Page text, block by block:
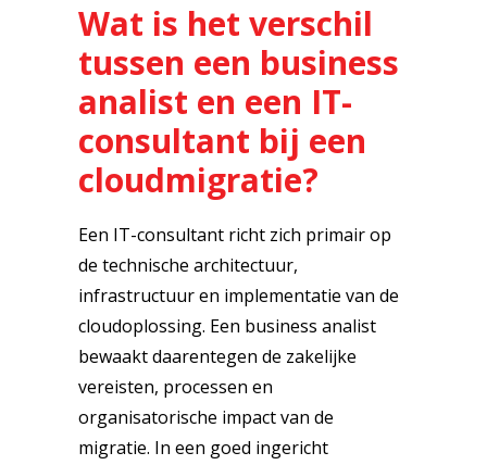
Wat is het verschil
tussen een business
analist en een IT-
consultant bij een
cloudmigratie?
Een IT-consultant richt zich primair op
de technische architectuur,
infrastructuur en implementatie van de
cloudoplossing. Een business analist
bewaakt daarentegen de zakelijke
vereisten, processen en
organisatorische impact van de
migratie. In een goed ingericht